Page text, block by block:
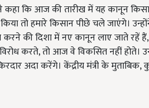
ने कहा कि आज की तारीख में यह कानून
किया तो हमारे किसान पीछे चले जाएंगे।
की दिशा में नए कानून लाए जाते रहें
करते, तो आज वे विकसित नहीं
अदा करेंगे। केंद्रीय मंत्री के